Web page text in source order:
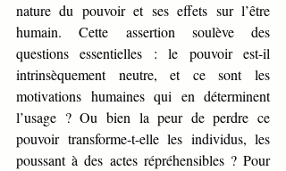
nature du pouvoir et ses effets sur l’être
humain. Cette assertion soulève des
questions essentielles : le pouvoir est-il
intrinsèquement neutre, et ce sont les
motivations humaines qui en déterminent
l’usage ? Ou bien la peur de perdre ce
pouvoir transforme-t-elle les individus, les
poussant à des actes répréhensibles ? Pour